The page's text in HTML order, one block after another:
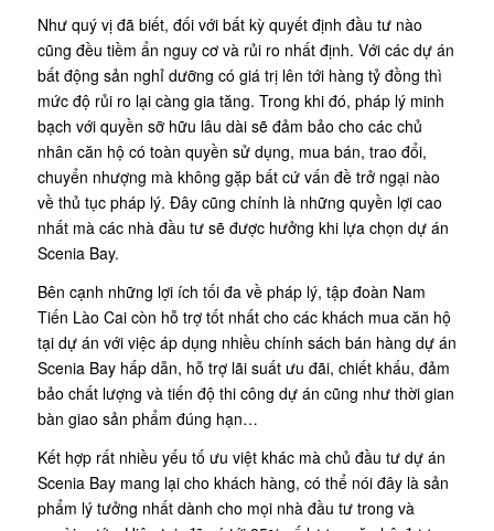
Như quý vị đã biết, đối với bất kỳ quyết định đầu tư nào
cũng đều tiềm ẩn nguy cơ và rủi ro nhất định. Với các dự án
bất động sản nghỉ dưỡng có giá trị lên tới hàng tỷ đồng thì
mức độ rủi ro lại càng gia tăng. Trong khi đó, pháp lý minh
bạch với quyền sỡ hữu lâu dài sẽ đảm bảo cho các chủ
nhân căn hộ có toàn quyền sử dụng, mua bán, trao đổi,
chuyển nhượng mà không gặp bất cứ vấn đề trở ngại nào
về thủ tục pháp lý. Đây cũng chính là những quyền lợi cao
nhất mà các nhà đầu tư sẽ được hưởng khi lựa chọn dự án
Scenia Bay.
Bên cạnh những lợi ích tối đa về pháp lý, tập đoàn Nam
Tiến Lào Cai còn hỗ trợ tốt nhất cho các khách mua căn hộ
tại dự án với việc áp dụng nhiều chính sách bán hàng dự án
Scenia Bay hấp dẫn, hỗ trợ lãi suất ưu đãi, chiết khấu, đảm
bảo chất lượng và tiến độ thi công dự án cũng như thời gian
bàn giao sản phẩm đúng hạn…
Kết hợp rất nhiều yếu tố ưu việt khác mà chủ đầu tư dự án
Scenia Bay mang lại cho khách hàng, có thể nói đây là sản
phẩm lý tưởng nhất dành cho mọi nhà đầu tư trong và